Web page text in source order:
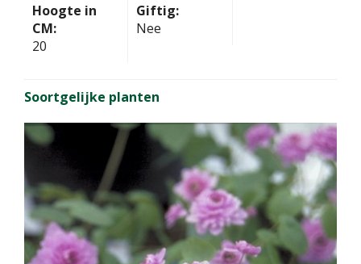
Hoogte in
CM:
20
Giftig:
Nee
Soortgelijke planten